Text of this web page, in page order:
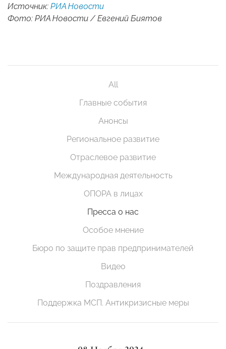
Источник: РИА Новости
Фото: РИА Новости / Евгений Биятов
All
Главные события
Анонсы
Региональное развитие
Отраслевое развитие
Международная деятельность
ОПОРА в лицах
Пресса о нас
Особое мнение
Бюро по защите прав предпринимателей
Видео
Поздравления
Поддержка МСП. Антикризисные меры